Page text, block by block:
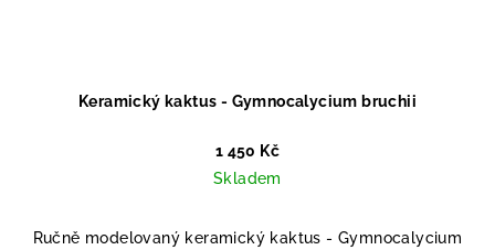
Keramický kaktus - Gymnocalycium bruchii
1 450 Kč
Skladem
Ručně modelovaný keramický kaktus - Gymnocalycium